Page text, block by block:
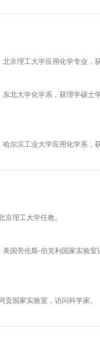
京理工大学应用化学专业，
北大学化学系，获理学硕士学
尔滨工业大学应用化学系，
京理工大学任教。
国劳伦斯-伯克利国家实验室
贡国家实验室，访问科学家。